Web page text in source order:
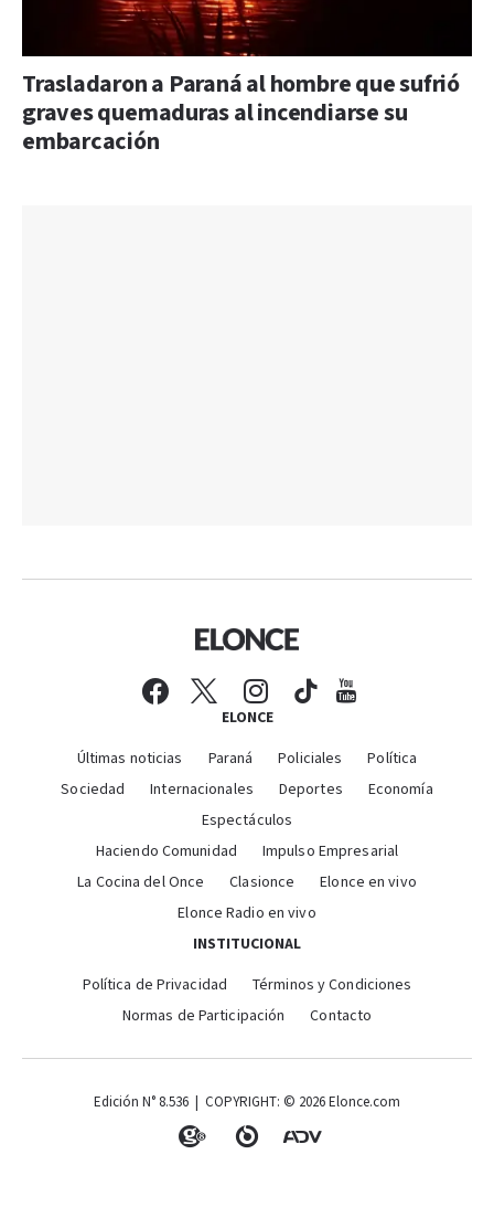
Trasladaron a Paraná al hombre que sufrió
graves quemaduras al incendiarse su
embarcación
ELONCE
Últimas noticias Paraná Policiales
Política
Sociedad
Internacionales Deportes
Economía
Espectáculos
Haciendo Comunidad
Impulso Empresarial
La Cocina del Once
Clasionce
Elonce en vivo
Elonce Radio en vivo
INSTITUCIONAL
Política de Privacidad
Términos y Condiciones
Normas de Participación
Contacto
Edición N° 8.536 | COPYRIGHT: © 2026 Elonce.com